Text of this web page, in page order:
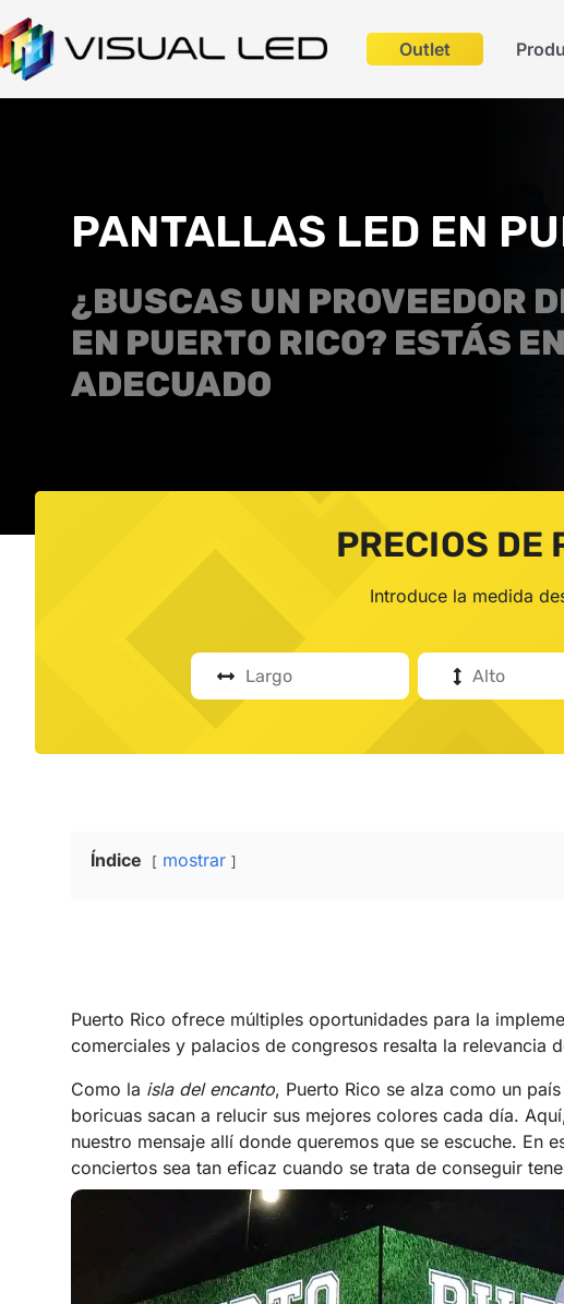
Outlet
PANTALLAS LED EN
¿BUSCAS UN PROVEEDOR
EN PUERTO RICO? ESTÁS
ADECUADO
PRECIOS DE
Introduce la medida
Índice mostrar
Puerto Rico ofrece múltiples oportunidades para la
comerciales y palacios de congresos resalta la relevancia
Como la isla del encanto, Puerto Rico se alza como un
boricuas sacan a relucir sus mejores colores cada día.
nuestro mensaje allí donde queremos que se escuche. En
conciertos sea tan eficaz cuando se trata de conseguir